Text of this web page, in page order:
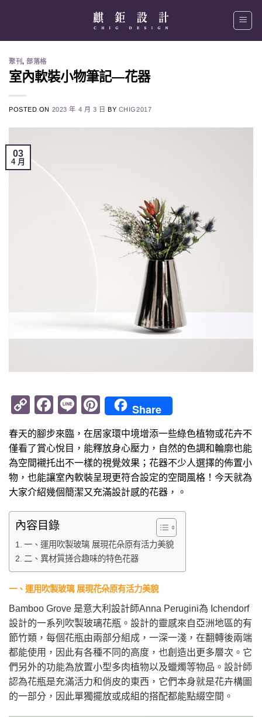
聚刊,部落格
室內軟裝小物筆記—花器
POSTED ON 2023 年 4 月 3 日 BY CHIG2017
03
4 月
Copy
Link
Facebook
LinePinterest
Share
春天的腳步來臨，在居家環中境增添一些綠色植物或花卉不
僅看了賞心悅目，能釋放身心壓力，自然的色調和輪廓也能
為空間襯托出不一樣的視覺效果；花器不少人選擇的佈置小
物，也能讓室內軟裝呈現更符合設定的空間風格！今天就為
大家介紹幾個簡潔又充滿設計感的花器，。
內容目錄
一、運用吹製玻璃 展現花朵原有活力美貌
二、異材質搓合趣味的特色花器
一、運用吹製玻璃 展現花朵原有活力美貌
Bamboo Grove 是意大利設計師Anna Perugini為 Ichendorf
設計的一系列吹製玻璃花瓶。設計的靈感來自亞洲地區的有
節竹類，每個花瓶由兩部分組成，一深一淺，在翻轉後兩端
都能使用，因此有各種不同的高度，也創造出更多層次。它
們另外的功能為放置小型多肉植物以及蠟燭等物品。設計師
認為花瓶是充滿活力和俏皮的東西，它們本身就是花卉構圖
的一部分，因此單獨擺放或成組的搭配都能點綴空間。